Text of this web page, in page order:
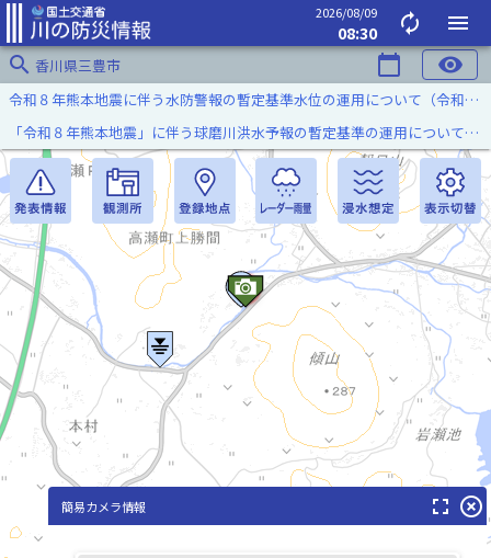
2026/08/09
08:30 autorenew
menu
search 香川県三豊市 calendar_today visibility
令和８年熊本地震に伴う水防警報の暫定基準水位の運用について（令和８年８月７日）
「令和８年熊本地震」に伴う球磨川洪水予報の暫定基準の運用について（令和８年８月５日）
簡易カメラ情報 fullscreen highlight_off